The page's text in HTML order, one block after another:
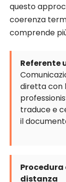
questo
coerenza
comprende
Referente
diretta con
traduce e
il
Procedura
distanza